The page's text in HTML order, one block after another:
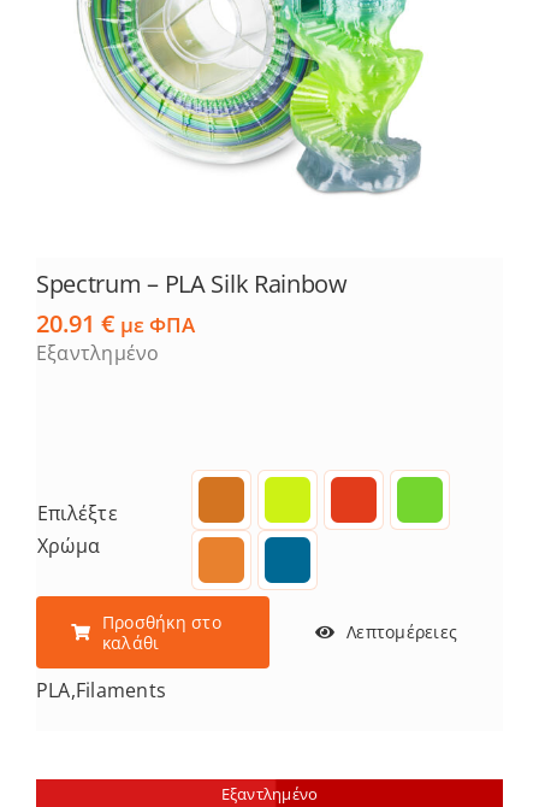
Spectrum – PLA Silk Rainbow
20.91 € με ΦΠΑ
Εξαντλημένο
Επιλέξτε
Χρώμα
Προσθήκη στο
καλάθι
Λεπτομέρειες
PLA,Filaments
Εξαντλημένο